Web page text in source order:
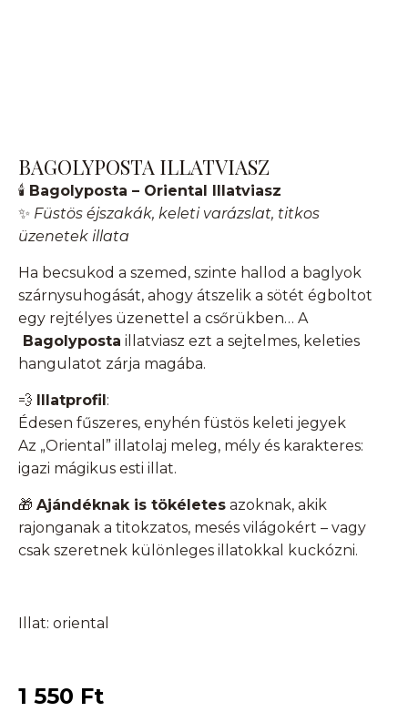
BAGOLYPOSTA ILLATVIASZ
🕯️ Bagolyposta – Oriental Illatviasz
✨ Füstös éjszakák, keleti varázslat, titkos
üzenetek illata
Ha becsukod a szemed, szinte hallod a baglyok
szárnysuhogását, ahogy átszelik a sötét égboltot
egy rejtélyes üzenettel a csőrükben… A
Bagolyposta illatviasz ezt a sejtelmes, keleties
hangulatot zárja magába.
💨 Illatprofil:
Édesen fűszeres, enyhén füstös keleti jegyek
Az „Oriental” illatolaj meleg, mély és karakteres:
igazi mágikus esti illat.
🎁 Ajándéknak is tökéletes azoknak, akik
rajonganak a titokzatos, mesés világokért – vagy
csak szeretnek különleges illatokkal kuckózni.
Illat: oriental
1 550 Ft